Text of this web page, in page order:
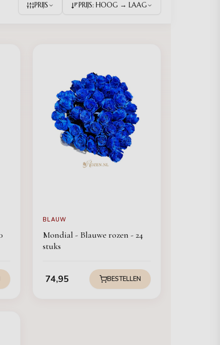
PRIJS PRIJS: HOOG → LAAG
BLAUW
Mondial - Blauwe rozen - 24
stuks
74,95 BESTELLEN